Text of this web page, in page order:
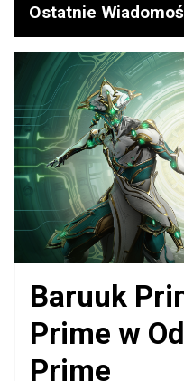
Ostatnie
Baruuk
Prime w
Prime